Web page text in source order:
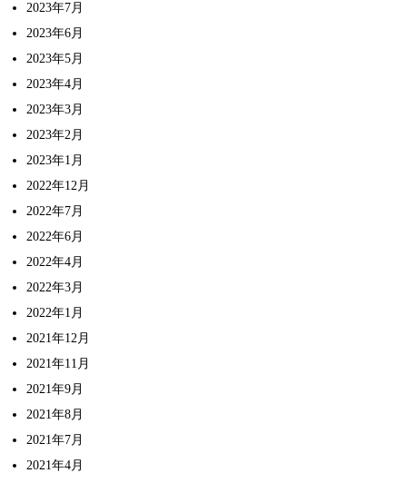
2023年7月
2023年6月
2023年5月
2023年4月
2023年3月
2023年2月
2023年1月
2022年12月
2022年7月
2022年6月
2022年4月
2022年3月
2022年1月
2021年12月
2021年11月
2021年9月
2021年8月
2021年7月
2021年4月